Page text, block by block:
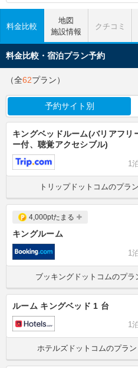
料金比較
地図
施設情報
クチコミ
料金比較・宿泊プラン予約
（全62プラン）
予約サイト別
キングベッドルーム(バリアフリ
ー付、聴覚アクセシブル)
1
トリップドットコムのプラ
4,000ptたまる
キングルーム
1
ブッキングドットコムのプ
ルーム キングベッド 1 台
1
ホテルズドットコムのプラ